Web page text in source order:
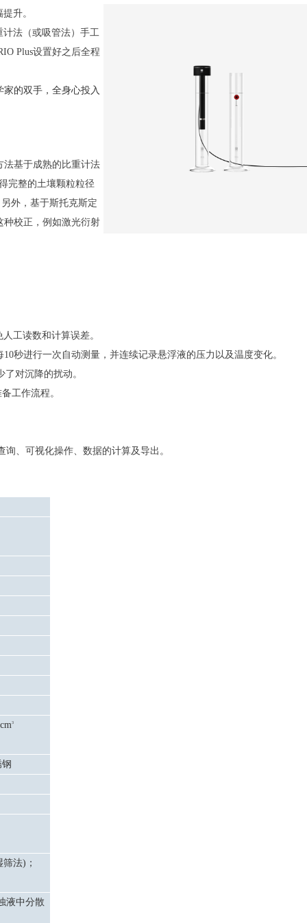
升。
计法（或吸管法）手工
Plus设置好之后全程
的双手，全身心投入
法基于成熟的比重计法
完整的土壤颗粒粒径
外，基于斯托克斯定
种校正，例如激光衍射
人工读数和计算误差。
10秒进行一次自动测量，并连续记录悬浮液的压力以及温度变化。
对沉降的扰动。
工作流程。
、可视化操作、数据的计算及导出。
3
筛法) ；
液中分散